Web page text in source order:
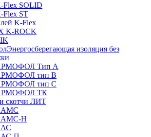
Flex SOLID
Flex ST
K-Flex
K-ROCK
Энергосберегающая изоляция без
Тип А
тип В
тип C
ТК
скотчи ЛИТ
Н